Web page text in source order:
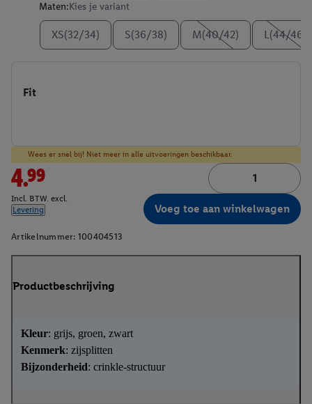
Maten:Kies je variant
XS(32/34) S(36/38) M(40/42) L(44/46)
Fit
Wees er snel bij! Niet meer in alle uitvoeringen beschikbaar.
4.99
Incl. BTW. excl.
Levering
Voeg toe aan winkelwagen
Artikelnummer: 100404513
Productbeschrijving
Kleur: grijs, groen, zwart
Kenmerk: zijsplitten
Bijzonderheid: crinkle-structuur